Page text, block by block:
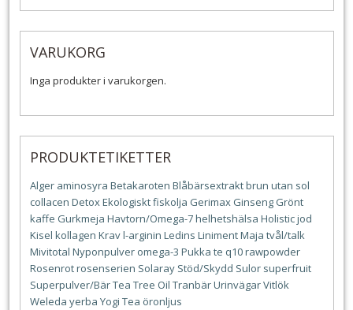
VARUKORG
Inga produkter i varukorgen.
PRODUKTETIKETTER
Alger aminosyra Betakaroten Blåbärsextraktbrun utan sol
collacen DetoxEkologisktfiskolja Gerimax Ginseng Grönt
kaffe Gurkmeja Havtorn/Omega-7helhetshälsa Holisticjod
Kisel kollagen Kravl-arginin Ledins LinimentMaja tvål/talk
Mivitotal Nyponpulver omega-3 Pukka te q10rawpowder
Rosenrotrosenserien Solaray Stöd/Skydd Sulor superfruit
Superpulver/BärTea Tree Oil TranbärUrinvägarVitlök
Weleda yerba Yogi Tea öronljus